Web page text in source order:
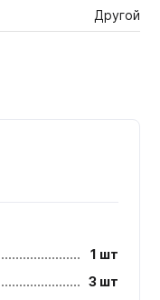
Другой
1 шт
3 шт